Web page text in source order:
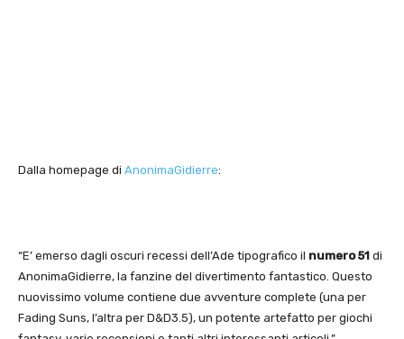
Dalla homepage di AnonimaGidierre:
“E’ emerso dagli oscuri recessi dell’Ade tipografico il numero 51 di
AnonimaGidierre, la fanzine del divertimento fantastico. Questo
nuovissimo volume contiene due avventure complete (una per
Fading Suns, l’altra per D&D3.5), un potente artefatto per giochi